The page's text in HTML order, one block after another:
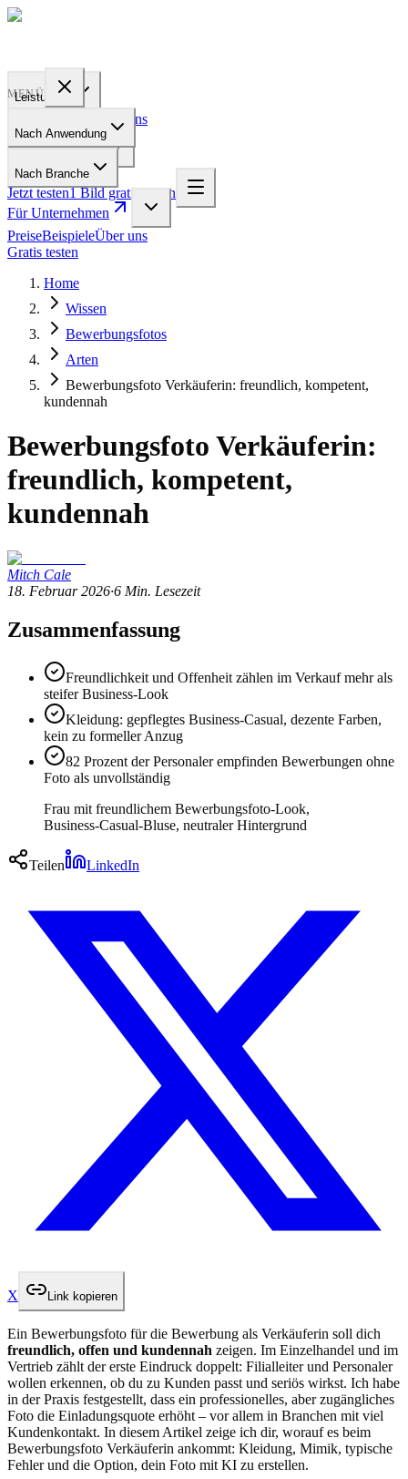
Leistungen
Über uns
Jetzt testen1 Bild gratis testen
MENÜ
Nach Anwendung
Nach Branche
Für Unternehmen
PreiseBeispieleÜber uns
Gratis testen
Home
Wissen
Bewerbungsfotos
Arten
Bewerbungsfoto Verkäuferin: freundlich, kompetent,
kundennah
Bewerbungsfoto Verkäuferin:
freundlich, kompetent,
kundennah
Mitch Cale
18. Februar 2026·6 Min. Lesezeit
Zusammenfassung
Freundlichkeit und Offenheit zählen im Verkauf mehr als
steifer Business-Look
Kleidung: gepflegtes Business-Casual, dezente Farben,
kein zu formeller Anzug
82 Prozent der Personaler empfinden Bewerbungen ohne
Foto als unvollständig
Frau mit freundlichem Bewerbungsfoto-Look,
Business-Casual-Bluse, neutraler Hintergrund
Teilen LinkedIn
X Link kopieren
Ein Bewerbungsfoto für die Bewerbung als Verkäuferin soll dich
freundlich, offen und kundennah zeigen. Im Einzelhandel und im
Vertrieb zählt der erste Eindruck doppelt: Filialleiter und Personaler
wollen erkennen, ob du zu Kunden passt und seriös wirkst. Ich habe
in der Praxis festgestellt, dass ein professionelles, aber zugängliches
Foto die Einladungsquote erhöht – vor allem in Branchen mit viel
Kundenkontakt. In diesem Artikel zeige ich dir, worauf es beim
Bewerbungsfoto Verkäuferin ankommt: Kleidung, Mimik, typische
Fehler und die Option, dein Foto mit KI zu erstellen.